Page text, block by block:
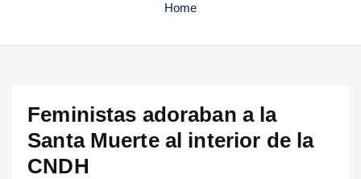
Home
Feministas adoraban a la
Santa Muerte al interior de la
CNDH